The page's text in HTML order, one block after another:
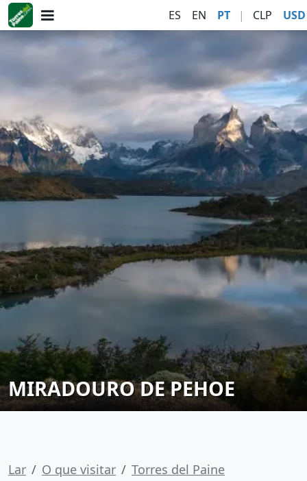
ES EN PT | CLP USD
MIRADOURO DE PEHOE
Lar O que visitar
Torres del Paine